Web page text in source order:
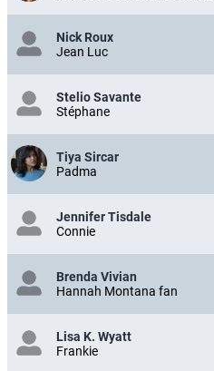
Nick Roux
Jean Luc
Stelio Savante
Stéphane
Tiya Sircar
Padma
Jennifer Tisdale
Connie
Brenda Vivian
Hannah Montana fan
Lisa K. Wyatt
Frankie